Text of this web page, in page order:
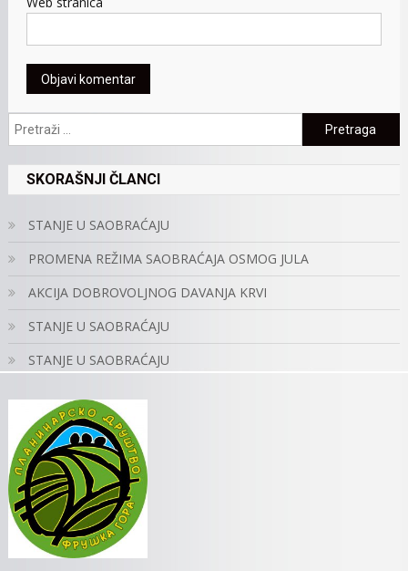
Pretraga:
SKORAŠNJI ČLANCI
STANJE U SAOBRAĆAJU
PROMENA REŽIMA SAOBRAĆAJA OSMOG JULA
AKCIJA DOBROVOLJNOG DAVANJA KRVI
STANJE U SAOBRAĆAJU
STANJE U SAOBRAĆAJU